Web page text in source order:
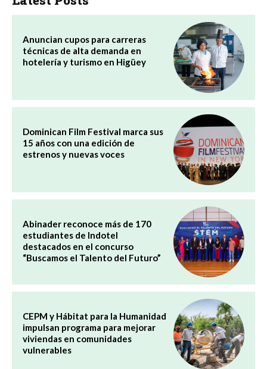
Anuncian cupos para carreras
técnicas de alta demanda en
hotelería y turismo en Higüey
Dominican Film Festival marca sus
15 años con una edición de
estrenos y nuevas voces
Abinader reconoce más de 170
estudiantes de Indotel
destacados en el concurso
“Buscamos el Talento del Futuro”
CEPM y Hábitat para la Humanidad
impulsan programa para mejorar
viviendas en comunidades
vulnerables